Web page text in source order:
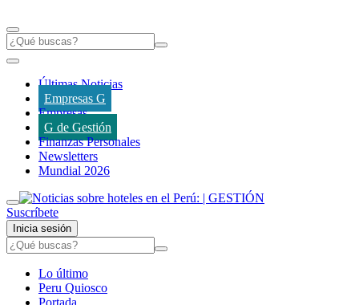
Últimas Noticias
Empresas G
Empresas
G de Gestión
Finanzas Personales
Newsletters
Mundial 2026
Suscríbete
Inicia sesión
Lo último
Peru Quiosco
Portada